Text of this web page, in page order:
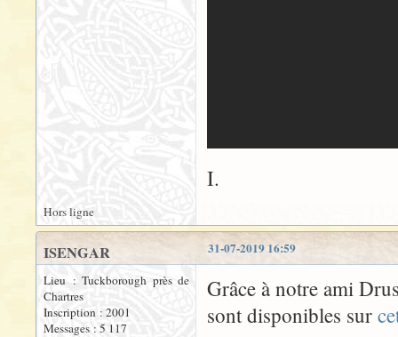
I.
Hors ligne
31-07-2019 16:59
ISENGAR
Lieu : Tuckborough près de
Chartres
Inscription : 2001
Messages : 5 117
Grâce à notre ami
sont disponibles sur